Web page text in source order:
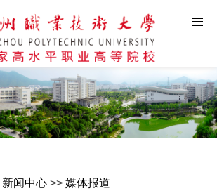
新闻中心 >>媒体报道